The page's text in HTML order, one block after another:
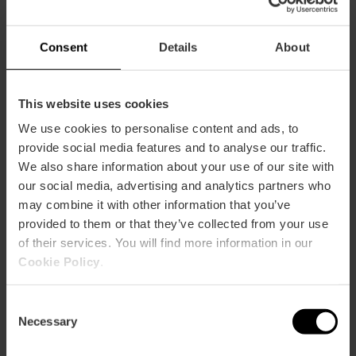
Consent Details About
This website uses cookies
We use cookies to personalise content and ads, to
provide social media features and to analyse our traffic.
We also share information about your use of our site with
our social media, advertising and analytics partners who
may combine it with other information that you’ve
provided to them or that they’ve collected from your use
of their services. You will find more information in our
Cookie Policy
Selection
Necessary
Indicazioni